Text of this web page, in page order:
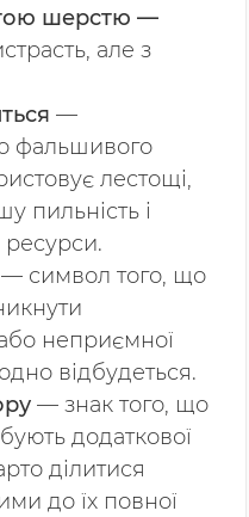
шерстю —
але з
—
фальшивого
лестощі,
пильність і
ресурси.
— символ того, що
неприємної
відбудеться.
— знак того, що
додаткової
ділитися
до їх повної